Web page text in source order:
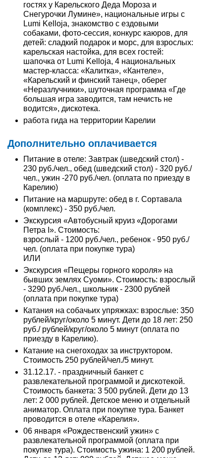
гостях у Карельского Деда Мороза и
Снегурочки Лумине», национальные игры с
Lumi Kelloja, знакомство с ездовыми
собаками, фото-сессия, конкурс каюров, для
детей: сладкий подарок и морс, для взрослых:
карельская настойка, для всех гостей:
шапочка от Lumi Kelloja, 4 национальных
мастер-класса: «Калитка», «Кантеле»,
«Карельский и финский танец», оберег
«Неразлучники», шуточная программа «Где
большая игра заводится, там нечисть не
водится», дискотека.
работа гида на территории Карелии
Дополнительно оплачивается
Питание в отеле: Завтрак (шведский стол) -
230 руб./чел., обед (шведский стол) - 320 руб./
чел., ужин -270 руб./чел. (оплата по приезду в
Карелию)
Питание на маршруте: обед в г. Сортавала
(комплекс) - 350 руб./чел.
Экскурсия «Автобусный круиз «Дорогами
Петра I». Стоимость:
взрослый - 1200 руб./чел., ребенок - 950 руб./
чел. (оплата при покупке тура)
ИЛИ
Экскурсия «Пещеры горного короля» на
бывших землях Суоми». Стоимость: взрослый
- 3290 руб./чел., школьник - 2300 рублей
(оплата при покупке тура)
Катания на собачьих упряжках: взрослые: 350
рублей/круг/около 5 минут. Дети до 18 лет: 250
руб./ рублей/круг/около 5 минут (оплата по
приезду в Карелию).
Катание на снегоходах за инструктором.
Стоимость 250 рублей/чел./5 минут.
31.12.17. - праздничный банкет с
развлекательной программой и дискотекой.
Стоимость банкета: 3 500 рублей. Дети до 13
лет: 2 000 рублей. Детское меню и отдельный
аниматор. Оплата при покупке тура. Банкет
проводится в отеле «Карелия».
06 января «Рождественский ужин» с
развлекательной программой (оплата при
покупке тура). Стоимость ужина: 1 200 рублей.